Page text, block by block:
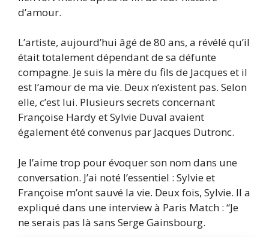
d’amour.
L’artiste, aujourd’hui âgé de 80 ans, a révélé qu’il
était totalement dépendant de sa défunte
compagne. Je suis la mère du fils de Jacques et il
est l’amour de ma vie. Deux n’existent pas. Selon
elle, c’est lui. Plusieurs secrets concernant
Françoise Hardy et Sylvie Duval avaient
également été convenus par Jacques Dutronc.
Je l’aime trop pour évoquer son nom dans une
conversation. J’ai noté l’essentiel : Sylvie et
Françoise m’ont sauvé la vie. Deux fois, Sylvie. Il a
expliqué dans une interview à Paris Match : “Je
ne serais pas là sans Serge Gainsbourg.